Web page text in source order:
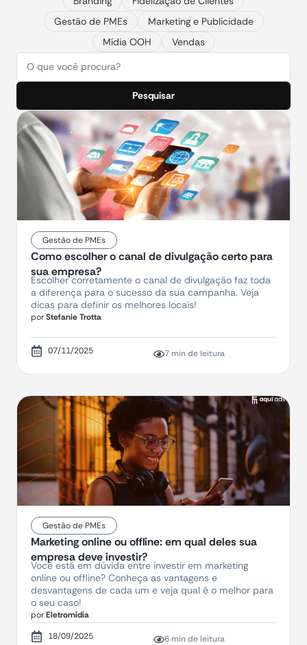
Gestão de PMEs
Marketing e Publicidade
Mídia OOH
Vendas
Pesquisar
Gestão de PMEs
Como escolher o canal de divulgação certo para
sua empresa?
Escolher corretamente o canal de divulgação faz toda
a diferença para o sucesso da sua campanha. Veja
dicas para definir os melhores locais!
porStefanie Trotta
07/11/2025 7 min de leitura
Gestão de PMEs
Marketing online ou offline: em qual deles sua
empresa deve investir?
Você está em dúvida entre investir em marketing
online ou offline? Conheça as vantagens e
desvantagens de cada um e veja qual é o melhor para
o seu caso!
porEletromidia
18/09/2025
6 min de leitura